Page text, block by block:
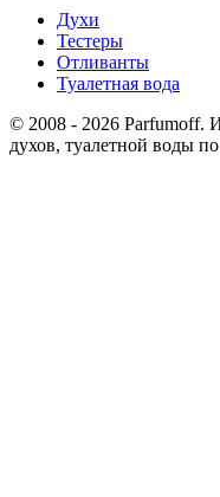
Духи
Тестеры
Отливанты
Туалетная вода
© 2008 - 2026 Parfumoff.
духов, туалетной воды